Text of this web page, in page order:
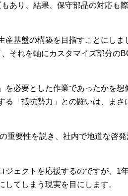
あり、結果、保守部品の対応も
基盤の構築を目指すことにしま
それを軸にカスタマイズ部分の
必要とした作業であったかを想
「抵抗勢力」との闘いは、まさ
重要性を説き、社内で地道な啓
ェクトを応援するのですが、1
てしまう現実を目にします。